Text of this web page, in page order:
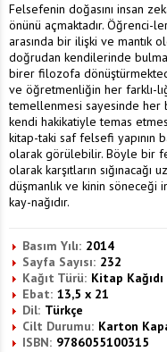
Felsefenin doğasını insan
önünü açmaktadır. Öğrenci-
arasında bir ilişki ve mantık
doğrudan kendilerinde
birer filozofa
ve öğretmenliğin her farklı-
temellenmesi sayesinde her
kendi hakikatiyle temas
kitap-taki saf felsefi yapının
olarak görülebilir. Böyle bir
olarak karşıtların
düşmanlık ve kinin söneceği
kay-nağıdır.
Basım Yılı: 2014
Sayfa Sayısı: 232
Kağıt Türü: Kitap Kağıdı
Ebat: 13,5 x 21
Dil: Türkçe
Cilt Durumu: Karton
ISBN: 9786055100315